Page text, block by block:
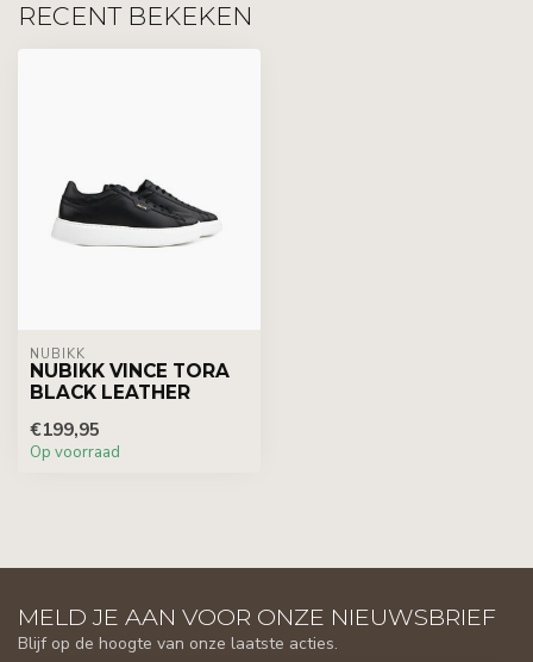
RECENT BEKEKEN
NUBIKK
NUBIKK VINCE TORA
BLACK LEATHER
€199,95
Op voorraad
MELD JE AAN VOOR ONZE NIEUWSBRIEF
Blijf op de hoogte van onze laatste acties.